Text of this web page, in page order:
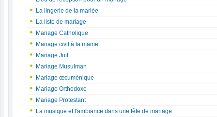
La lingerie de la mariée
La liste de mariage
Mariage Catholique
Mariage civil à la mairie
Mariage Juif
Mariage Musulman
Mariage œcuménique
Mariage Orthodoxe
Mariage Protestant
La musique et l'ambiance dans une fête de mariage